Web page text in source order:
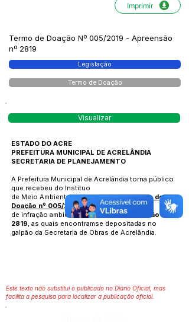
Imprimir
Termo de Doação Nº 005/2019 - Apreensão
nº 2819
Legislação
Termo de Doação
Visualizar
ESTADO DO ACRE
PREFEITURA MUNICIPAL DE ACRELÂNDIA
SECRETARIA DE PLANEJAMENTO
A Prefeitura Municipal de Acrelândia torna público
que recebeu do Instituo
de Meio Ambiente do Acre – IMAC oTermo de
Doação nº 005/2019oriunda
de infração ambiental etermos de apreensão nº
2819, as quais encontramse depositadas no
galpão da Secretaria de Obras de Acrelândia.
Este texto não substitui o publicado no Diário Oficial, mas
facilita a pesquisa para localizar a publicação oficial.